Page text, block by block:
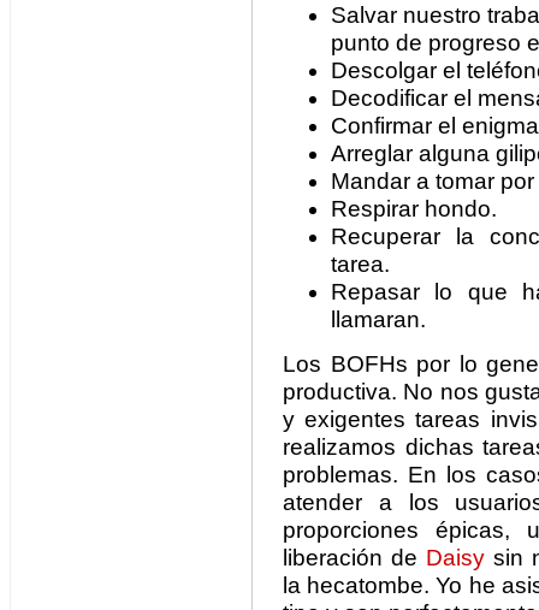
Salvar nuestro
punto de progreso
Descolgar el
Decodificar el
Confirmar el
Arreglar alguna
Mandar a tomar
Respirar hondo.
Recuperar la
tarea.
Repasar lo que
llamaran.
Los BOFHs por lo
productiva. No nos
y exigentes tareas
realizamos dichas
problemas. En los
atender a los
proporciones
liberación de Daisy sin
la hecatombe. Yo he